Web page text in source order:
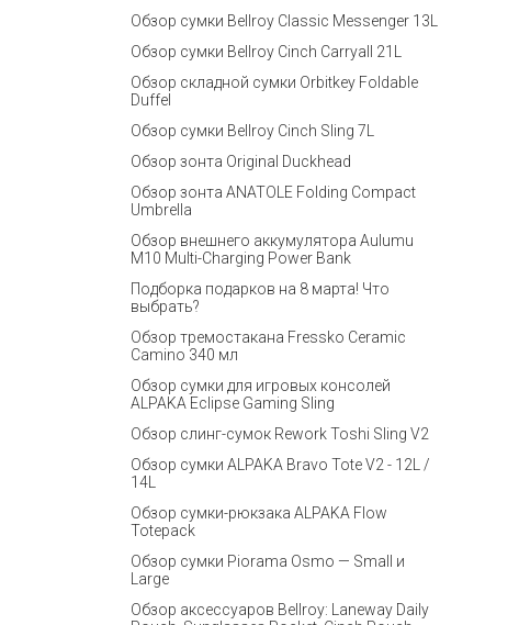
Обзор сумки Bellroy Classic Messenger 13L
Обзор сумки Bellroy Cinch Carryall 21L
Обзор складной сумки Orbitkey Foldable
Duffel
Обзор сумки Bellroy Cinch Sling 7L
Обзор зонта Original Duckhead
Обзор зонта ANATOLE Folding Compact
Umbrella
Обзор внешнего аккумулятора Aulumu
M10 Multi-Charging Power Bank
Подборка подарков на 8 марта! Что
выбрать?
Обзор тремостакана Fressko Ceramic
Camino 340 мл
Обзор сумки для игровых консолей
ALPAKA Eclipse Gaming Sling
Обзор слинг-сумок Rework Toshi Sling V2
Обзор сумки ALPAKA Bravo Tote V2 - 12L /
14L
Обзор сумки-рюкзака ALPAKA Flow
Totepack
Обзор сумки Piorama Osmo — Small и
Large
Обзор аксессуаров Bellroy: Laneway Daily